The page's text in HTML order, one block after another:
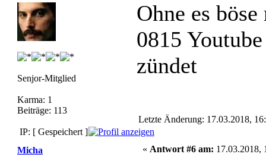
Senjor-Mitglied
Karma: 1
Beiträge: 113
Ohne es
0815
zündet
Letzte Änderung: 17.03.2018,
IP: [ Gespeichert ]
Micha
« Antwort #6 am: 17.03.2018,